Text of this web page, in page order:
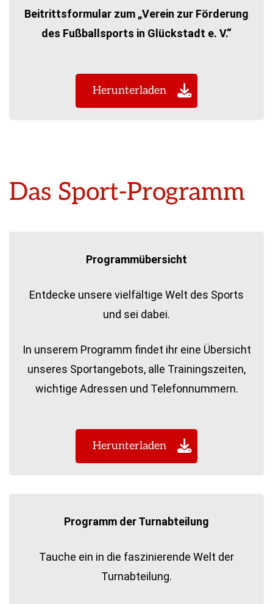
Beitrittsformular zum „Verein zur Förderung
des Fußballsports in Glückstadt e. V.“
Herunterladen
Das Sport-Programm
Programmübersicht
Entdecke unsere vielfältige Welt des Sports
und sei dabei.
In unserem Programm findet ihr eine Übersicht
unseres Sportangebots, alle Trainingszeiten,
wichtige Adressen und Telefonnummern.
Herunterladen
Programm der Turnabteilung
Tauche ein in die faszinierende Welt der
Turnabteilung.